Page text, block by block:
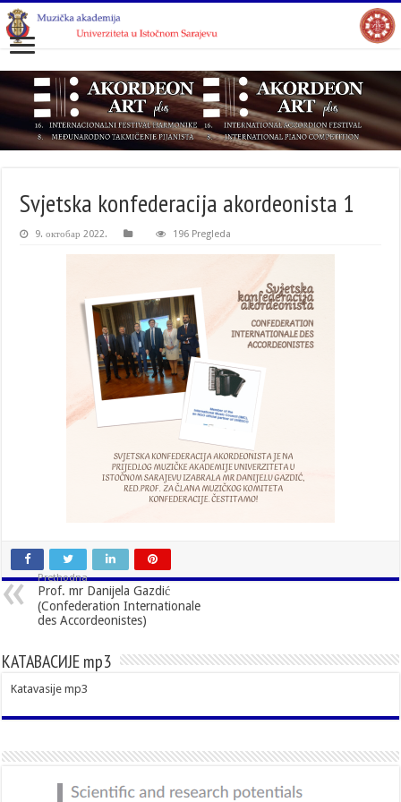
Svjetska konfederacija akordeonista 1
9. октобар 2022. 196 Pregleda
Prethodna
Prof. mr Danijela Gazdić
(Confederation Internationale
des Accordeonistes)
КАТАВАСИЈЕ mp3
Katavasije mp3